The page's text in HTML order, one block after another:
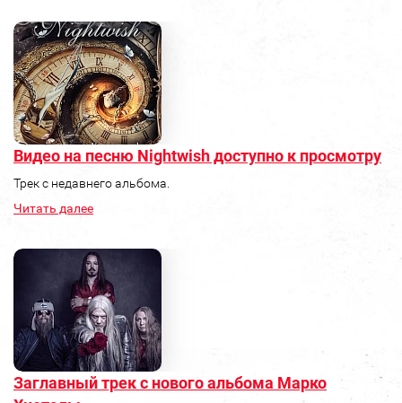
Видео на песню Nightwish доступно к просмотру
Трек с недавнего альбома.
Читать далее
Заглавный трек с нового альбома Марко